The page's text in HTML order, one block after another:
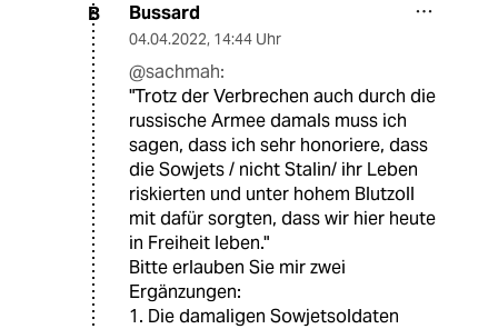
B Bussard
04.04.2022, 14:44 Uhr
@sachmah:
"Trotz der Verbrechen auch durch die
russische Armee damals muss ich
sagen, dass ich sehr honoriere, dass
die Sowjets / nicht Stalin/ ihr Leben
riskierten und unter hohem Blutzoll
mit dafür sorgten, dass wir hier heute
in Freiheit leben."
Bitte erlauben Sie mir zwei
Ergänzungen:
1. Die damaligen Sowjetsoldaten